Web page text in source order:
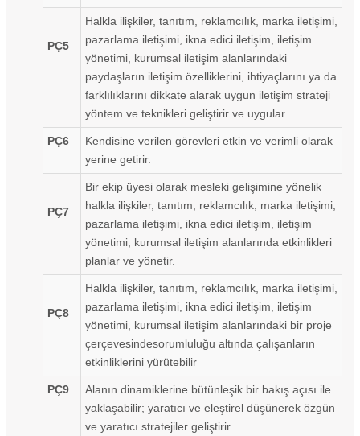
PÇ5
Halkla ilişkiler, tanıtım, reklamcılık, marka iletişimi,
pazarlama iletişimi, ikna edici iletişim, iletişim
yönetimi, kurumsal iletişim alanlarındaki
paydaşların iletişim özelliklerini, ihtiyaçlarını ya da
farklılıklarını dikkate alarak uygun iletişim strateji
yöntem ve teknikleri geliştirir ve uygular.
PÇ6
Kendisine verilen görevleri etkin ve verimli olarak
yerine getirir.
PÇ7
Bir ekip üyesi olarak mesleki gelişimine yönelik
halkla ilişkiler, tanıtım, reklamcılık, marka iletişimi,
pazarlama iletişimi, ikna edici iletişim, iletişim
yönetimi, kurumsal iletişim alanlarında etkinlikleri
planlar ve yönetir.
PÇ8
Halkla ilişkiler, tanıtım, reklamcılık, marka iletişimi,
pazarlama iletişimi, ikna edici iletişim, iletişim
yönetimi, kurumsal iletişim alanlarındaki bir proje
çerçevesindesorumluluğu altında çalışanların
etkinliklerini yürütebilir
PÇ9
Alanın dinamiklerine bütünleşik bir bakış açısı ile
yaklaşabilir; yaratıcı ve eleştirel düşünerek özgün
ve yaratıcı stratejiler geliştirir.